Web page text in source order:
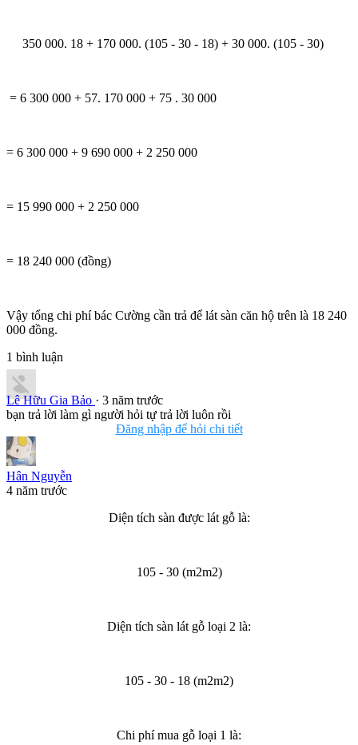
350 000. 18 + 170 000. (105 - 30 - 18) + 30 000. (105 - 30)
= 6 300 000 + 57. 170 000 + 75 . 30 000
= 6 300 000 + 9 690 000 + 2 250 000
= 15 990 000 + 2 250 000
= 18 240 000 (đồng)
Vậy tổng chi phí bác Cường cần trả để lát sàn căn hộ trên là 18 240
000 đồng.
1 bình luận
Lê Hữu Gia Bảo · 3 năm trước
bạn trả lời làm gì người hỏi tự trả lời luôn rồi
Đăng nhập để hỏi chi tiết
Hân Nguyễn
4 năm trước
Diện tích sàn được lát gỗ là:
105 - 30 (m2m2)
Diện tích sàn lát gỗ loại 2 là:
105 - 30 - 18 (m2m2)
Chi phí mua gỗ loại 1 là: